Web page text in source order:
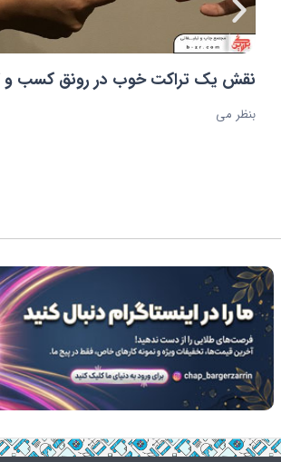
نقش یک تراکت خوب در رونق کسب و
بنظر می